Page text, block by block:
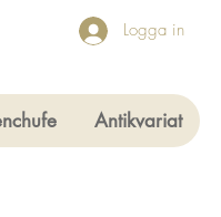
Logga in
Antikvariat